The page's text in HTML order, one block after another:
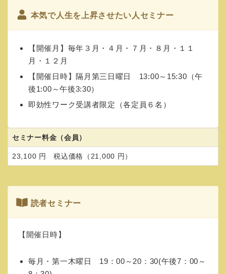
本気で人生を上昇させたい人セミナー
【開催月】毎年３月・４月・７月・８月・１１
月・１２月
【開催日時】隔月第三日曜日 13:00～15:30（午
後1:00～午後3:30）
即効性ワーク受講者限定（各定員６名）
セミナー料金（会員）
23,100 円 税込価格（21,000 円）
読者セミナー
【開催日時】
毎月・第一木曜日 19：00～20：30(午後7：00～